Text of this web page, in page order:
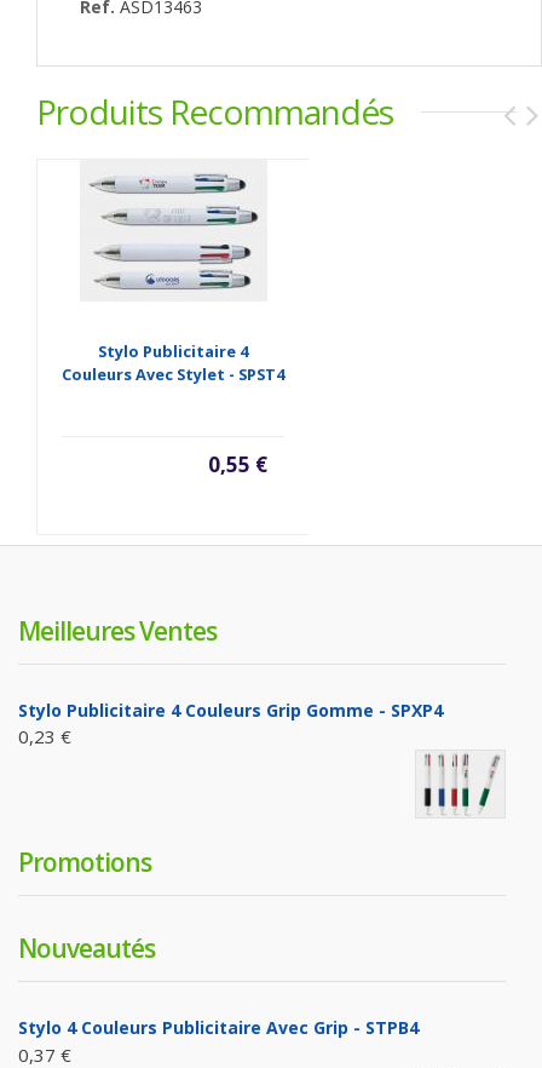
Ref. ASD13463
Produits Recommandés
Stylo Publicitaire 4
Couleurs Avec Stylet - SPST4
0,55 €
Meilleures Ventes
Stylo Publicitaire 4 Couleurs Grip Gomme - SPXP4
0,23 €
Promotions
Nouveautés
Stylo 4 Couleurs Publicitaire Avec Grip - STPB4
0,37 €